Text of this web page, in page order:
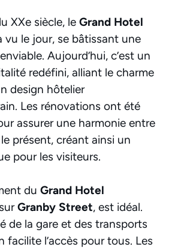
XXe siècle, le Grand Hotel
vu le jour, se bâtissant une
Aujourd’hui, c’est un
redéfini, alliant le charme
design hôtelier
Les rénovations ont été
assurer une harmonie entre
présent, créant ainsi un
pour les visiteurs.
du Grand Hotel
Granby Street, est idéal.
de la gare et des transports
facilite l’accès pour tous. Les